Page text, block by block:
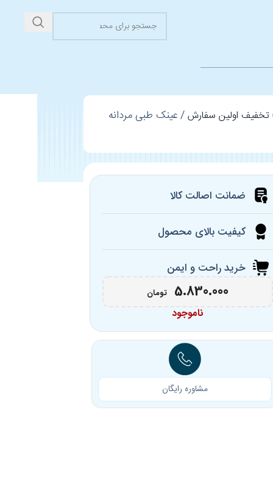
تخفیف اولین سفارش
عینک طبی مردانه
ضمانت اصالت کالا
کیفیت بالای محصول
خرید راحت و ایمن
5.830.000 تومان
ناموجود
مشاوره رایگان